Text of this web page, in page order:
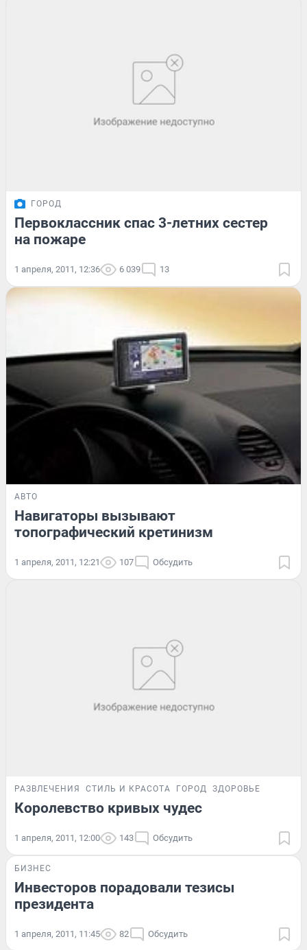
ГОРОД
Первоклассник спас 3-летних сестер
на пожаре
1 апреля, 2011, 12:36 6 039 13
АВТО
Навигаторы вызывают
топографический кретинизм
1 апреля, 2011, 12:21 107 Обсудить
РАЗВЛЕЧЕНИЯ СТИЛЬ И КРАСОТА ГОРОД ЗДОРОВЬЕ
Королевство кривых чудес
1 апреля, 2011, 12:00 143 Обсудить
БИЗНЕС
Инвесторов порадовали тезисы
президента
1 апреля, 2011, 11:45 82 Обсудить